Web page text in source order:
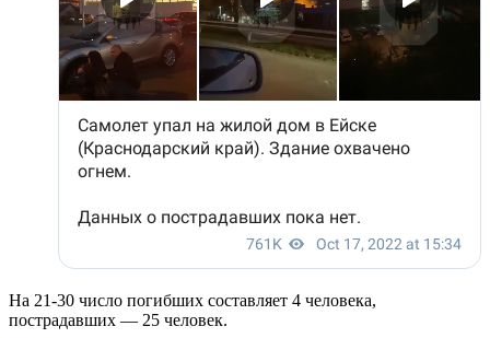
На 21-30 число погибших составляет 4 человека,
пострадавших — 25 человек.